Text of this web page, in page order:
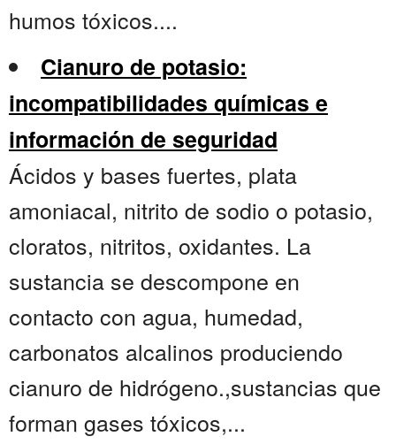
humos tóxicos....
Cianuro de potasio:
incompatibilidades químicas e
información de seguridad
Ácidos y bases fuertes, plata
amoniacal, nitrito de sodio o potasio,
cloratos, nitritos, oxidantes. La
sustancia se descompone en
contacto con agua, humedad,
carbonatos alcalinos produciendo
cianuro de hidrógeno.,sustancias que
forman gases tóxicos,...